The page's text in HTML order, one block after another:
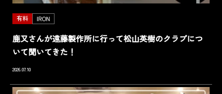
有料 IRON
鹿又さんが遠藤製作所に行って松山英樹のクラブにつ
いて聞いてきた！
2026.07.10